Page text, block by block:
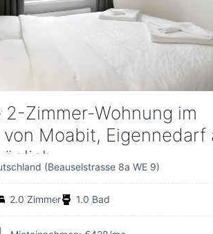
2-Zimmer-Wohnung im
von Moabit, Eigennedarf
(Beauselstrasse 8a WE 9)
2.0 Zimmer 1.0 Bad